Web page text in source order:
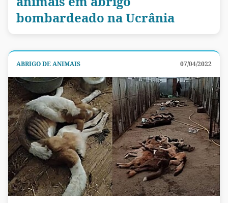
bombardeado na Ucrânia
ABRIGO DE ANIMAIS 07/04/2022